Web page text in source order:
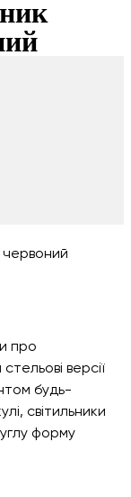
про
версії
будь-
світильники
форму